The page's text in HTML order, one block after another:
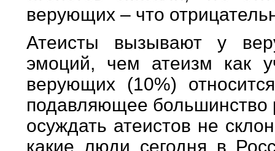
верующих – что
Атеисты вызывают у
эмоций, чем атеизм как
верующих (10%)
подавляющее большинство
осуждать атеистов не
какие люди сегодня в